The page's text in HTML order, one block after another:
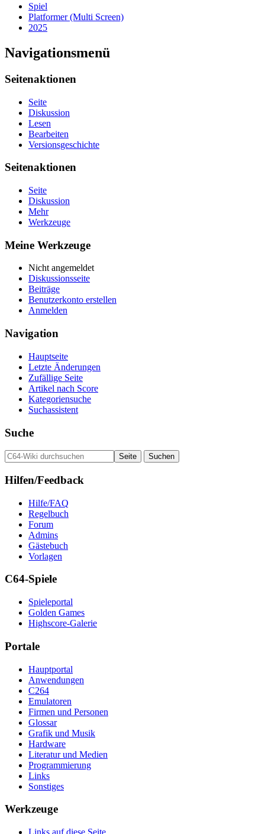
Spiel
Platformer (Multi Screen)
2025
Navigationsmenü
Seitenaktionen
Seite
Diskussion
Lesen
Bearbeiten
Versionsgeschichte
Seitenaktionen
Seite
Diskussion
Mehr
Werkzeuge
Meine Werkzeuge
Nicht angemeldet
Diskussionsseite
Beiträge
Benutzerkonto erstellen
Anmelden
Navigation
Hauptseite
Letzte Änderungen
Zufällige Seite
Artikel nach Score
Kategoriensuche
Suchassistent
Suche
Hilfen/Feedback
Hilfe/FAQ
Regelbuch
Forum
Admins
Gästebuch
Vorlagen
C64-Spiele
Spieleportal
Golden Games
Highscore-Galerie
Portale
Hauptportal
Anwendungen
C264
Emulatoren
Firmen und Personen
Glossar
Grafik und Musik
Hardware
Literatur und Medien
Programmierung
Links
Sonstiges
Werkzeuge
Links auf diese Seite